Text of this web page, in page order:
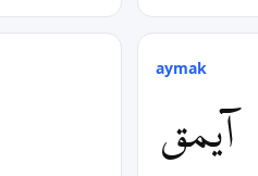
aymak
آیمق